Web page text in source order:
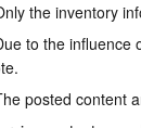
the inventory
to the influence
posted content